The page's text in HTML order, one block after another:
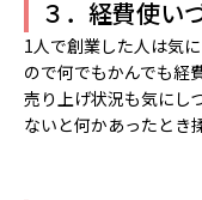
３．経費使い
1人で創業した人は気
ので何でもかんでも経
売り上げ状況も気にし
ないと何かあったとき